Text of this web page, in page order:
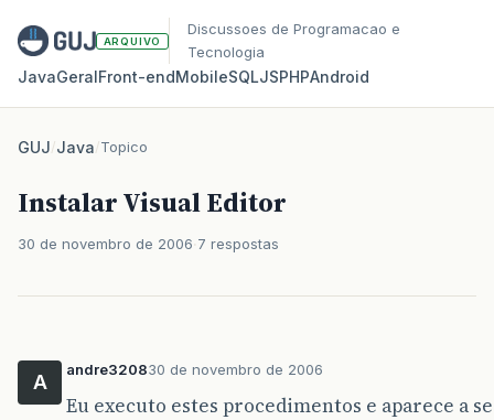
ARQUIVO
Discussoes de Programacao e
Tecnologia
JavaGeralFront‑endMobileSQLJSPHPAndroid
GUJ/Java/Topico
Instalar Visual Editor
30 de novembro de 2006 7 respostas
A
andre320830 de novembro de 2006
Eu executo estes procedimentos e aparece a